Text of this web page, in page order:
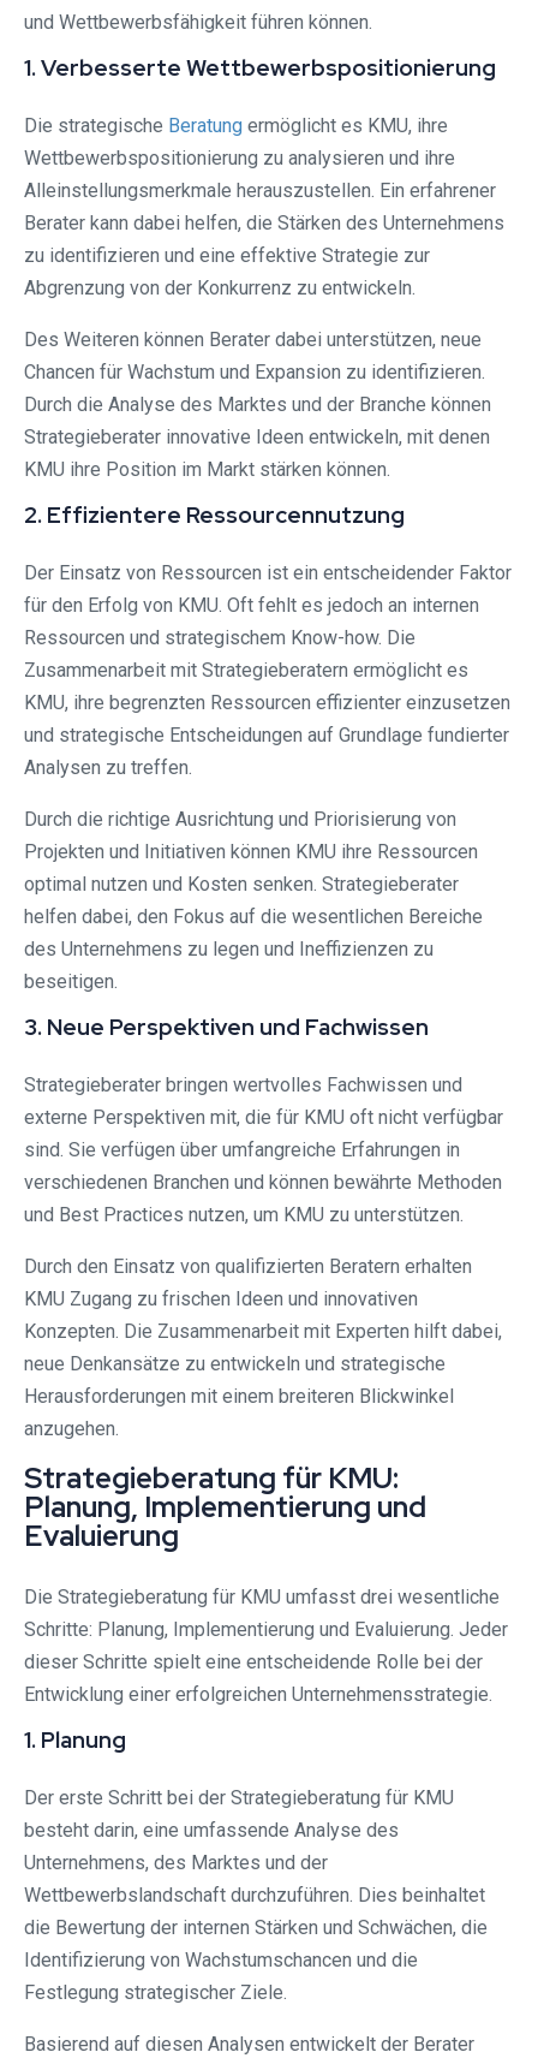
und Wettbewerbsfähigkeit führen können.
1. Verbesserte Wettbewerbspositionierung
Die strategische Beratung ermöglicht es KMU, ihre
Wettbewerbspositionierung zu analysieren und ihre
Alleinstellungsmerkmale herauszustellen. Ein erfahrener
Berater kann dabei helfen, die Stärken des Unternehmens
zu identifizieren und eine effektive Strategie zur
Abgrenzung von der Konkurrenz zu entwickeln.
Des Weiteren können Berater dabei unterstützen, neue
Chancen für Wachstum und Expansion zu identifizieren.
Durch die Analyse des Marktes und der Branche können
Strategieberater innovative Ideen entwickeln, mit denen
KMU ihre Position im Markt stärken können.
2. Effizientere Ressourcennutzung
Der Einsatz von Ressourcen ist ein entscheidender Faktor
für den Erfolg von KMU. Oft fehlt es jedoch an internen
Ressourcen und strategischem Know-how. Die
Zusammenarbeit mit Strategieberatern ermöglicht es
KMU, ihre begrenzten Ressourcen effizienter einzusetzen
und strategische Entscheidungen auf Grundlage fundierter
Analysen zu treffen.
Durch die richtige Ausrichtung und Priorisierung von
Projekten und Initiativen können KMU ihre Ressourcen
optimal nutzen und Kosten senken. Strategieberater
helfen dabei, den Fokus auf die wesentlichen Bereiche
des Unternehmens zu legen und Ineffizienzen zu
beseitigen.
3. Neue Perspektiven und Fachwissen
Strategieberater bringen wertvolles Fachwissen und
externe Perspektiven mit, die für KMU oft nicht verfügbar
sind. Sie verfügen über umfangreiche Erfahrungen in
verschiedenen Branchen und können bewährte Methoden
und Best Practices nutzen, um KMU zu unterstützen.
Durch den Einsatz von qualifizierten Beratern erhalten
KMU Zugang zu frischen Ideen und innovativen
Konzepten. Die Zusammenarbeit mit Experten hilft dabei,
neue Denkansätze zu entwickeln und strategische
Herausforderungen mit einem breiteren Blickwinkel
anzugehen.
Strategieberatung für KMU:
Planung, Implementierung und
Evaluierung
Die Strategieberatung für KMU umfasst drei wesentliche
Schritte: Planung, Implementierung und Evaluierung. Jeder
dieser Schritte spielt eine entscheidende Rolle bei der
Entwicklung einer erfolgreichen Unternehmensstrategie.
1. Planung
Der erste Schritt bei der Strategieberatung für KMU
besteht darin, eine umfassende Analyse des
Unternehmens, des Marktes und der
Wettbewerbslandschaft durchzuführen. Dies beinhaltet
die Bewertung der internen Stärken und Schwächen, die
Identifizierung von Wachstumschancen und die
Festlegung strategischer Ziele.
Basierend auf diesen Analysen entwickelt der Berater